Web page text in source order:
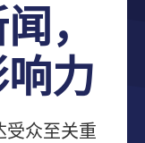
，
力
受众至关重